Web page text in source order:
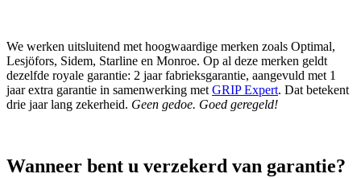
We werken uitsluitend met hoogwaardige merken zoals Optimal,
Lesjöfors, Sidem, Starline en Monroe. Op al deze merken geldt
dezelfde royale garantie: 2 jaar fabrieksgarantie, aangevuld met 1
jaar extra garantie in samenwerking metGRIP Expert. Dat betekent
drie jaar lang zekerheid. Geen gedoe. Goed geregeld!
Wanneer bent u verzekerd van garantie?